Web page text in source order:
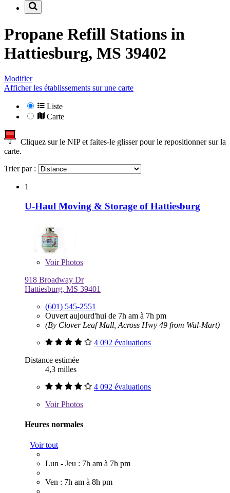
Propane Refill Stations in
Hattiesburg, MS 39402
Modifier
Afficher les établissements sur une carte
Liste
Carte
Cliquez sur le NIP et faites-le glisser pour le repositionner sur la
carte.
Trier par :
1
U-Haul Moving & Storage of Hattiesburg
VoirPhotos
918 Broadway Dr
Hattiesburg, MS 39401
(601) 545-2551
Ouvert aujourd'hui de 7h am à 7h pm
(By Clover Leaf Mall, Across Hwy 49 from Wal-Mart)
4 092 évaluations
Distance estimée
4,3 milles
4 092 évaluations
VoirPhotos
Heures normales
Voir tout
Lun - Jeu : 7h am à 7h pm
Ven : 7h am à 8h pm